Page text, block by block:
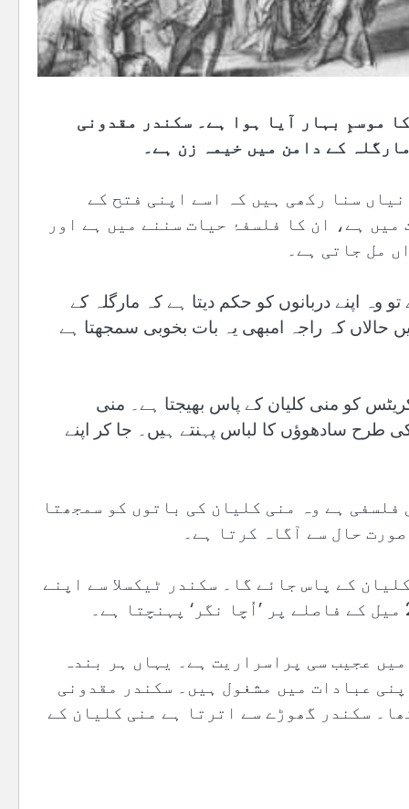
کا موسمِ بہار آیا ہوا ہے۔ سکندر مقدونی
کے دامن میں خیمہ زن ہے۔
سنا رکھی ہیں کہ اسے اپنی فتح کے
ہے، ان کا فلسفۂ حیات سننے میں ہے اور
مل جاتی ہے۔
اپنے دربانوں کو حکم دیتا ہے کہ مارگلہ کے
حالاں کہ راجہ امبھی یہ بات بخوبی سمجھتا ہے
کو منی کلیان کے پاس بھیجتا ہے۔ منی
سادھوؤں کا لباس پہنتے ہیں۔ جا کر اپنے
ہے وہ منی کلیان کی باتوں کو سمجھتا
حال سے آگاہ کرتا ہے۔
کے پاس جائے گا۔ سکندر ٹیکسلا سے اپنے
عجیب سی پراسراریت ہے۔ یہاں ہر بندہ
عبادات میں مشغول ہیں۔ سکندر مقدونی
سکندر گھوڑے سے اترتا ہے منی کلیان کے